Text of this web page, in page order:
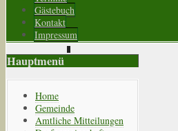
Gästebuch
Kontakt
Impressum
Hauptmenü
Home
Gemeinde
Amtliche Mitteilungen